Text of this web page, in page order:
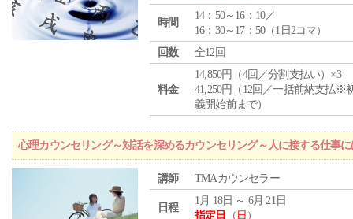
時間
14：50～16：10／
16：30～17：50（1日2コマ）
回数
全12回
料金
14,850円（4回／分割支払い）×3
41,250円（12回／一括前納支払※
義開始前まで）
心理カウンセリング～対話を深めるカウンセリング～人に接する仕事
講師 TMAカウンセラー
日程
1月 18日 ～ 6月 21日
指定日
（ 日 ）